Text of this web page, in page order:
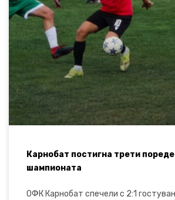
Карнобат постигна трети
шампионата
ОФК Карнобат спечели с 2:1